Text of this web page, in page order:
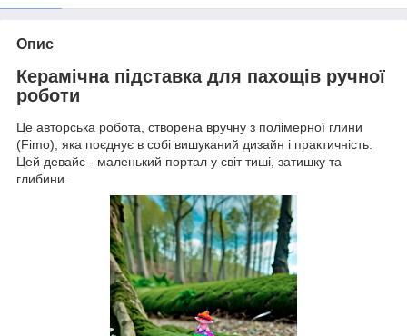
Опис
Керамічна підставка для пахощів ручної
роботи
Це авторська робота, створена вручну з полімерної глини
(Fimo), яка поєднує в собі вишуканий дизайн і практичність.
Цей девайс - маленький портал у світ тиші, затишку та
глибини.